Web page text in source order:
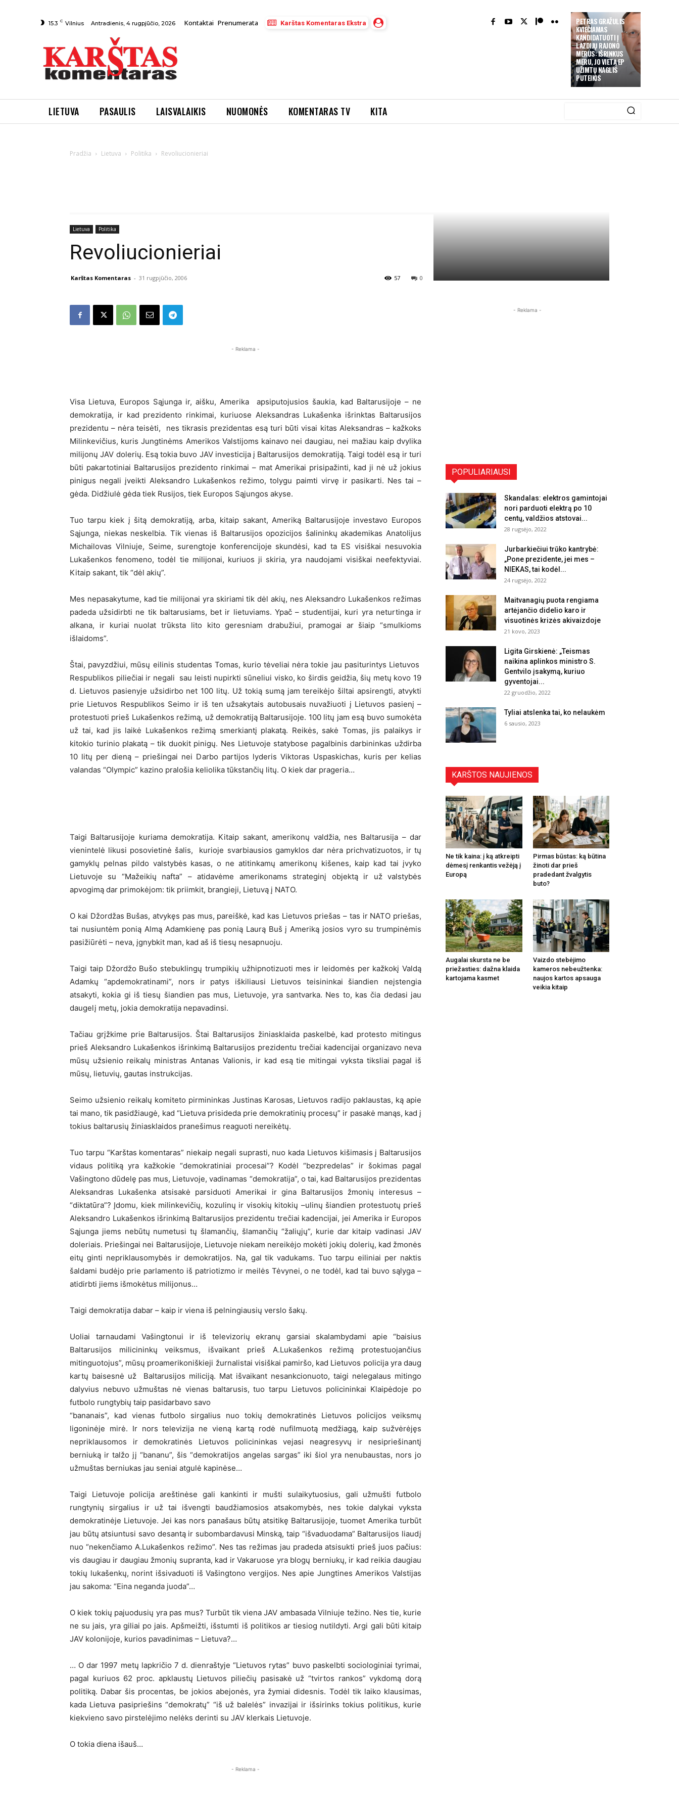
PETRAS GRAŽULIS
KVIEČIAMAS
KANDIDATUOTI Į
LAZDIJŲ RAJONO
MERUS: IŠRINKUS
MERU, JO VIETĄ EP
UŽIMTŲ NAGLIS
PUTEIKIS
15.3 C Vilnius Antradienis, 4 rugpjūčio, 2026 Kontaktai Prenumerata Karštas Komentaras Ekstra
LIETUVA PASAULIS LAISVALAIKIS NUOMONĖS KOMENTARAS TV KITA
Pradžia Lietuva Politika Revoliucionieriai
Lietuva Politika
Revoliucionieriai
Karštas Komentaras - 31 rugpjūčio, 2006 0
57
- Reklama -
Visa Lietuva, Europos Sąjunga ir, aišku, Amerika apsiputojusios šaukia, kad Baltarusijoje – ne
demokratija, ir kad prezidento rinkimai, kuriuose Aleksandras Lukašenka išrinktas Baltarusijos
prezidentu – nėra teisėti, nes tikrasis prezidentas esą turi būti visai kitas Aleksandras – kažkoks
Milinkevičius, kuris Jungtinėms Amerikos Valstijoms kainavo nei daugiau, nei mažiau kaip dvylika
milijonų JAV dolerių. Esą tokia buvo JAV investicija į Baltarusijos demokratiją. Taigi todėl esą ir turi
būti pakartotiniai Baltarusijos prezidento rinkimai – mat Amerikai prisipažinti, kad ji nė už jokius
pinigus negali įveikti Aleksandro Lukašenkos režimo, tolygu paimti virvę ir pasikarti. Nes tai –
gėda. Didžiulė gėda tiek Rusijos, tiek Europos Sąjungos akyse.
Tuo tarpu kiek į šitą demokratiją, arba, kitaip sakant, Ameriką Baltarusijoje investavo Europos
Sąjunga, niekas neskelbia. Tik vienas iš Baltarusijos opozicijos šalininkų akademikas Anatolijus
Michailovas Vilniuje, Seime, surengtoje konferencijoje skundėsi, kad ta ES visiškai nesuvokia
Lukašenkos fenomeno, todėl tie milijonai, kuriuos ji skiria, yra naudojami visiškai neefektyviai.
Kitaip sakant, tik “dėl akių”.
Mes nepasakytume, kad tie milijonai yra skiriami tik dėl akių, nes Aleksandro Lukašenkos režimas
padeda užsidirbti ne tik baltarusiams, bet ir lietuviams. Ypač – studentijai, kuri yra neturtinga ir
alkana, ir kuriai nuolat trūksta lito kito geresniam drabužiui, pramogai ar šiaip “smulkioms
išlaidoms”.
Štai, pavyzdžiui, mūsų eilinis studentas Tomas, kurio tėveliai nėra tokie jau pasiturintys Lietuvos
Respublikos piliečiai ir negali sau leisti nupirkti sūneliui visko, ko širdis geidžia, šių metų kovo 19
d. Lietuvos pasienyje užsidirbo net 100 litų. Už tokią sumą jam tereikėjo šiltai apsirengti, atvykti
prie Lietuvos Respublikos Seimo ir iš ten užsakytais autobusais nuvažiuoti į Lietuvos pasienį –
protestuoti prieš Lukašenkos režimą, už demokratiją Baltarusijoje. 100 litų jam esą buvo sumokėta
už tai, kad jis laikė Lukašenkos režimą smerkiantį plakatą. Reikės, sakė Tomas, jis palaikys ir
kitokio turinio plakatą – tik duokit pinigų. Nes Lietuvoje statybose pagalbinis darbininkas uždirba
10 litų per dieną – priešingai nei Darbo partijos lyderis Viktoras Uspaskichas, kuris per kelias
valandas “Olympic” kazino pralošia keliolika tūkstančių litų. O kiek dar prageria…
Taigi Baltarusijoje kuriama demokratija. Kitaip sakant, amerikonų valdžia, nes Baltarusija – dar
vienintelė likusi posovietinė šalis, kurioje svarbiausios gamyklos dar nėra prichvatizuotos, ir tų
gamyklų pelnas pildo valstybės kasas, o ne atitinkamų amerikonų kišenes, kaip kad tai įvyko
Lietuvoje su “Mažeikių nafta” – atidavėme amerikonams strateginį objektą ir už valstybės
apvogimą dar primokėjom: tik priimkit, brangieji, Lietuvą į NATO.
O kai Džordžas Bušas, atvykęs pas mus, pareiškė, kad kas Lietuvos priešas – tas ir NATO priešas,
tai nusiuntėm ponią Almą Adamkienę pas ponią Laurą Buš į Ameriką josios vyro su trumpinėmis
pasižiūrėti – neva, įgnybkit man, kad aš iš tiesų nesapnuoju.
Taigi taip Džordžo Bušo stebuklingų trumpikių užhipnotizuoti mes ir leidomės per kažkokį Valdą
Adamkų “apdemokratinami”, nors ir patys iškiliausi Lietuvos teisininkai šiandien neįstengia
atsakyti, kokia gi iš tiesų šiandien pas mus, Lietuvoje, yra santvarka. Nes to, kas čia dedasi jau
daugelį metų, jokia demokratija nepavadinsi.
Tačiau grįžkime prie Baltarusijos. Štai Baltarusijos žiniasklaida paskelbė, kad protesto mitingus
prieš Aleksandro Lukašenkos išrinkimą Baltarusijos prezidentu trečiai kadencijai organizavo neva
mūsų užsienio reikalų ministras Antanas Valionis, ir kad esą tie mitingai vyksta tiksliai pagal iš
mūsų, lietuvių, gautas instrukcijas.
Seimo užsienio reikalų komiteto pirmininkas Justinas Karosas, Lietuvos radijo paklaustas, ką apie
tai mano, tik pasidžiaugė, kad “Lietuva prisideda prie demokratinių procesų” ir pasakė manąs, kad į
tokius baltarusių žiniasklaidos pranešimus reaguoti nereikėtų.
Tuo tarpu “Karštas komentaras” niekaip negali suprasti, nuo kada Lietuvos kišimasis į Baltarusijos
vidaus politiką yra kažkokie “demokratiniai procesai”? Kodėl “bezpredelas” ir šokimas pagal
Vašingtono dūdelę pas mus, Lietuvoje, vadinamas “demokratija”, o tai, kad Baltarusijos prezidentas
Aleksandras Lukašenka atsisakė parsiduoti Amerikai ir gina Baltarusijos žmonių interesus –
“diktatūra”? Įdomu, kiek milinkevičių, kozulinų ir visokių kitokių –ulinų šiandien protestuotų prieš
Aleksandro Lukašenkos išrinkimą Baltarusijos prezidentu trečiai kadencijai, jei Amerika ir Europos
Sąjunga jiems nebūtų numetusi tų šlamančių, šlamančių “žaliųjų”, kurie dar kitaip vadinasi JAV
doleriais. Priešingai nei Baltarusijoje, Lietuvoje niekam nereikėjo mokėti jokių dolerių, kad žmonės
eitų ginti nepriklausomybės ir demokratijos. Na, gal tik vadukams. Tuo tarpu eiliniai per naktis
šaldami budėjo prie parlamento iš patriotizmo ir meilės Tėvynei, o ne todėl, kad tai buvo sąlyga –
atidirbti jiems išmokėtus milijonus…
Taigi demokratija dabar – kaip ir viena iš pelningiausių verslo šakų.
Uoliai tarnaudami Vašingtonui ir iš televizorių ekranų garsiai skalambydami apie “baisius
Baltarusijos milicininkų veiksmus, išvaikant prieš A.Lukašenkos režimą protestuojančius
mitinguotojus”, mūsų proamerikoniškieji žurnalistai visiškai pamiršo, kad Lietuvos policija yra daug
kartų baisesnė už Baltarusijos miliciją. Mat išvaikant nesankcionuoto, taigi nelegalaus mitingo
dalyvius nebuvo užmuštas nė vienas baltarusis, tuo tarpu Lietuvos policininkai Klaipėdoje po
futbolo rungtybių taip pasidarbavo savo
“bananais”, kad vienas futbolo sirgalius nuo tokių demokratinės Lietuvos policijos veiksmų
ligoninėje mirė. Ir nors televizija ne vieną kartą rodė nufilmuotą medžiagą, kaip sužvėrėjęs
nepriklausomos ir demokratinės Lietuvos policininkas vejasi neagresyvų ir nesipriešinantį
berniuką ir talžo jį “bananu”, šis “demokratijos angelas sargas” iki šiol yra nenubaustas, nors jo
užmuštas berniukas jau seniai atgulė kapinėse…
Taigi Lietuvoje policija areštinėse gali kankinti ir mušti sulaikytuosius, gali užmušti futbolo
rungtynių sirgalius ir už tai išvengti baudžiamosios atsakomybės, nes tokie dalykai vyksta
demokratinėje Lietuvoje. Jei kas nors panašaus būtų atsitikę Baltarusijoje, tuomet Amerika turbūt
jau būtų atsiuntusi savo desantą ir subombardavusi Minską, taip “išvaduodama” Baltarusijos liaudį
nuo “nekenčiamo A.Lukašenkos režimo”. Nes tas režimas jau pradeda atsisukti prieš juos pačius:
vis daugiau ir daugiau žmonių supranta, kad ir Vakaruose yra blogų berniukų, ir kad reikia daugiau
tokių lukašenkų, norint išsivaduoti iš Vašingtono vergijos. Nes apie Jungtines Amerikos Valstijas
jau sakoma: “Eina neganda juoda”…
O kiek tokių pajuodusių yra pas mus? Turbūt tik viena JAV ambasada Vilniuje težino. Nes tie, kurie
ne su jais, yra giliai po jais. Apšmeižti, išstumti iš politikos ar tiesiog nutildyti. Argi gali būti kitaip
JAV kolonijoje, kurios pavadinimas – Lietuva?…
… O dar 1997 metų lapkričio 7 d. dienraštyje “Lietuvos rytas” buvo paskelbti sociologiniai tyrimai,
pagal kuriuos 62 proc. apklaustų Lietuvos piliečių pasisakė už “tvirtos rankos” vykdomą dorą
politiką. Dabar šis procentas, be jokios abejonės, yra žymiai didesnis. Todėl tik laiko klausimas,
kada Lietuva pasipriešins “demokratų” “iš už balelės” invazijai ir išsirinks tokius politikus, kurie
kiekvieno savo pirstelėjimo nelėks derinti su JAV klerkais Lietuvoje.
O tokia diena išauš…
- Reklama -
- Reklama -
POPULIARIAUSI
Skandalas: elektros gamintojai
nori parduoti elektrą po 10
centų, valdžios atstovai...
28 rugsėjo, 2022
Jurbarkiečiui trūko kantrybė:
„Pone prezidente, jei mes –
NIEKAS, tai kodėl...
24 rugsėjo, 2022
Maitvanagių puota rengiama
artėjančio didelio karo ir
visuotinės krizės akivaizdoje
21 kovo, 2023
Ligita Girskienė: „Teismas
naikina aplinkos ministro S.
Gentvilo įsakymą, kuriuo
gyventojai...
22 gruodžio, 2022
Tyliai atslenka tai, ko nelaukėm
6 sausio, 2023
KARŠTOS NAUJIENOS
Ne tik kaina: į ką atkreipti
dėmesį renkantis vežėją į
Europą
Pirmas būstas: ką būtina
žinoti dar prieš
pradedant žvalgytis
buto?
Augalai skursta ne be
priežasties: dažna klaida
kartojama kasmet
Vaizdo stebėjimo
kameros nebeužtenka:
naujos kartos apsauga
veikia kitaip